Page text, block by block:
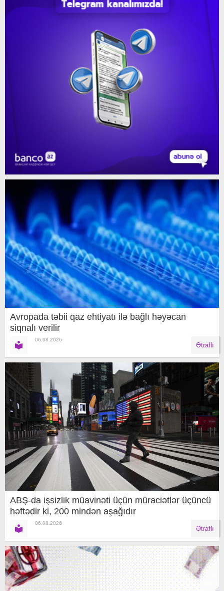
Avropada təbii qaz ehtiyatı ilə bağlı həyəcan
siqnalı verilir
06.08.2026
Ətraflı
ABŞ-da işsizlik müavinəti üçün müraciətlər üçüncü
həftədir ki, 200 mindən aşağıdır
06.08.2026
Ətraflı